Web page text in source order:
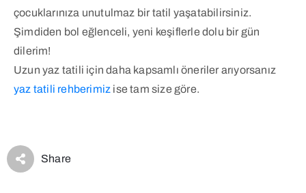
çocuklarınıza unutulmaz bir tatil yaşatabilirsiniz.
Şimdiden bol eğlenceli, yeni keşiflerle dolu bir gün
dilerim!
Uzun yaz tatili için daha kapsamlı öneriler arıyorsanız
yaz tatili rehberimiz ise tam size göre.
Share